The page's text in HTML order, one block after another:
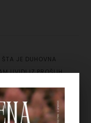
JE DUHOVNA
UVIDI IZ PROŠLIH